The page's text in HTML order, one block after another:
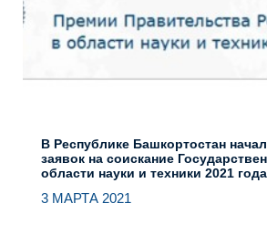
В Республике Башкортостан
заявок на соискание
области науки и техники 2021 года
3 МАРТА 2021